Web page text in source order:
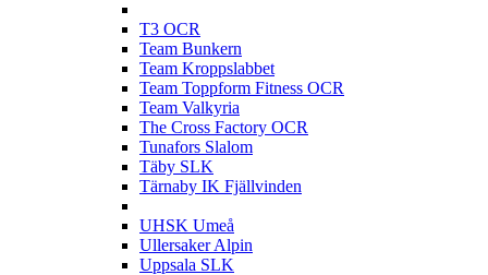
T3 OCR
Team Bunkern
Team Kroppslabbet
Team Toppform Fitness OCR
Team Valkyria
The Cross Factory OCR
Tunafors Slalom
Täby SLK
Tärnaby IK Fjällvinden
UHSK Umeå
Ullersaker Alpin
Uppsala SLK